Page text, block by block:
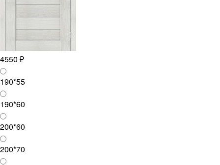
4550 ₽
190*55
190*60
200*60
200*70